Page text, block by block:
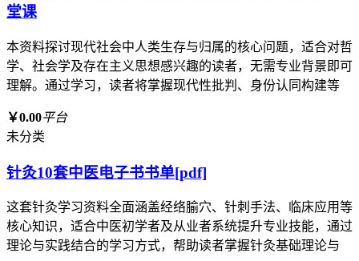
堂课
本资料探讨现代社会中人类生存与归属的核心问题，适合对哲
学、社会学及存在主义思想感兴趣的读者，无需专业背景即可
理解。通过学习，读者将掌握现代性批判、身份认同构建等
￥0.00平台
未分类
针灸10套中医电子书书单[pdf]
这套针灸学习资料全面涵盖经络腧穴、针刺手法、临床应用等
核心知识，适合中医初学者及从业者系统提升专业技能，通过
理论与实践结合的学习方式，帮助读者掌握针灸基础理论与